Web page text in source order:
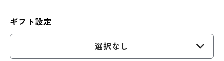
ギフト設定
選択なし